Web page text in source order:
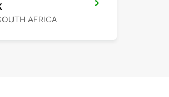
AFRICA